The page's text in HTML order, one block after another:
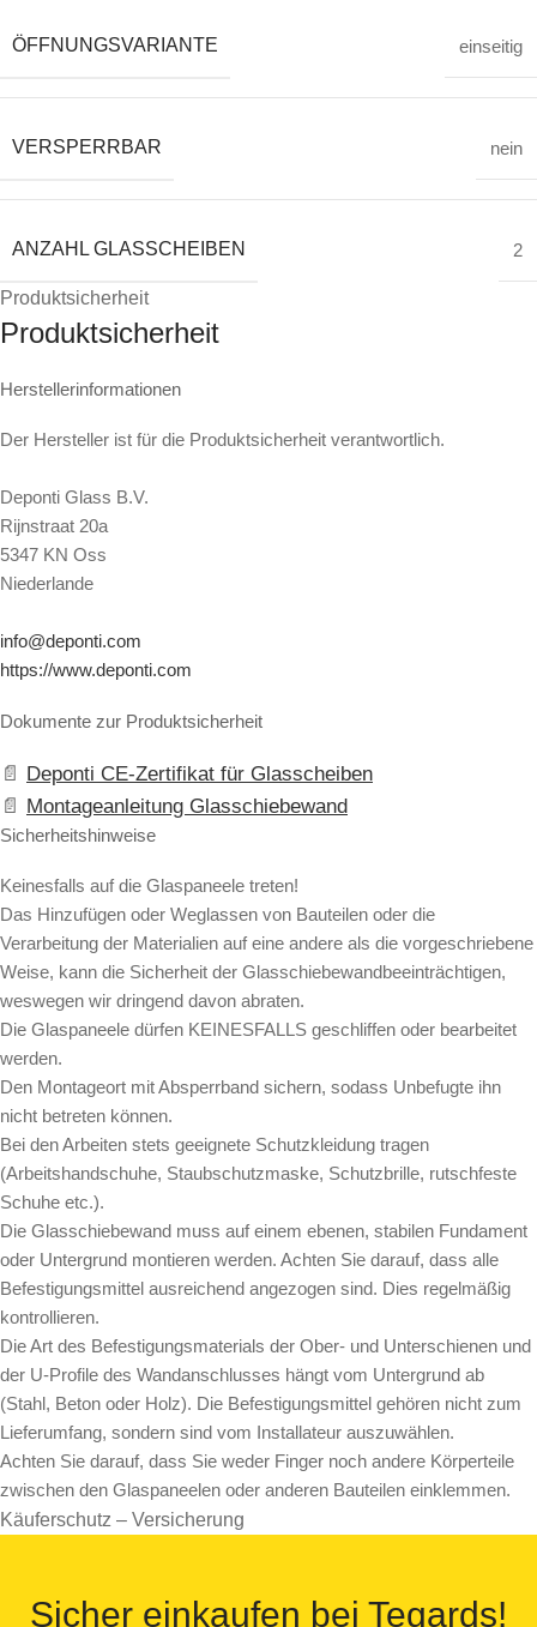
ÖFFNUNGSVARIANTE einseitig
VERSPERRBAR nein
ANZAHL GLASSCHEIBEN 2
Produktsicherheit
Produktsicherheit
Herstellerinformationen
Der Hersteller ist für die Produktsicherheit verantwortlich.
Deponti Glass B.V.
Rijnstraat 20a
5347 KN Oss
Niederlande
info@deponti.com
https://www.deponti.com
Dokumente zur Produktsicherheit
Deponti CE-Zertifikat für Glasscheiben
Montageanleitung Glasschiebewand
Sicherheitshinweise
Keinesfalls auf die Glaspaneele treten!
Das Hinzufügen oder Weglassen von Bauteilen oder die
Verarbeitung der Materialien auf eine andere als die vorgeschriebene
Weise, kann die Sicherheit der Glasschiebewandbeeinträchtigen,
weswegen wir dringend davon abraten.
Die Glaspaneele dürfen KEINESFALLS geschliffen oder bearbeitet
werden.
Den Montageort mit Absperrband sichern, sodass Unbefugte ihn
nicht betreten können.
Bei den Arbeiten stets geeignete Schutzkleidung tragen
(Arbeitshandschuhe, Staubschutzmaske, Schutzbrille, rutschfeste
Schuhe etc.).
Die Glasschiebewand muss auf einem ebenen, stabilen Fundament
oder Untergrund montieren werden. Achten Sie darauf, dass alle
Befestigungsmittel ausreichend angezogen sind. Dies regelmäßig
kontrollieren.
Die Art des Befestigungsmaterials der Ober- und Unterschienen und
der U-Profile des Wandanschlusses hängt vom Untergrund ab
(Stahl, Beton oder Holz). Die Befestigungsmittel gehören nicht zum
Lieferumfang, sondern sind vom Installateur auszuwählen.
Achten Sie darauf, dass Sie weder Finger noch andere Körperteile
zwischen den Glaspaneelen oder anderen Bauteilen einklemmen.
Käuferschutz – Versicherung
Sicher einkaufen bei Tegards!